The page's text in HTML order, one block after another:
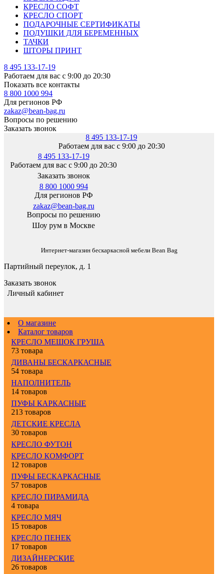
КРЕСЛО СОФТ
КРЕСЛО СПОРТ
ПОДАРОЧНЫЕ СЕРТИФИКАТЫ
ПОДУШКИ ДЛЯ БЕРЕМЕННЫХ
ТАЧКИ
ШТОРЫ ПРИНТ
8 495 133-17-19
Работаем для вас с 9:00 до 20:30
Показать все контакты
8 800 1000 994
Для регионов РФ
zakaz@bean-bag.ru
Вопросы по решению
Заказать звонок
8 495 133-17-19
Работаем для вас с 9:00 до 20:30
8 495 133-17-19
Работаем для вас с 9:00 до 20:30
Заказать звонок
8 800 1000 994
Для регионов РФ
zakaz@bean-bag.ru
Вопросы по решению
Шоу рум в Москве
Интернет-магазин бескаркасной мебели Bean Bag
Партийный переулок, д. 1
Заказать звонок
Личный кабинет
О магазине
Каталог товаров
КРЕСЛО МЕШОК ГРУША
73 товара
ДИВАНЫ БЕСКАРКАСНЫЕ
54 товара
НАПОЛНИТЕЛЬ
14 товаров
ПУФЫ КАРКАСНЫЕ
213 товаров
ДЕТСКИЕ КРЕСЛА
30 товаров
КРЕСЛО ФУТОН
КРЕСЛО КОМФОРТ
12 товаров
ПУФЫ БЕСКАРКАСНЫЕ
57 товаров
КРЕСЛО ПИРАМИДА
4 товара
КРЕСЛО МЯЧ
15 товаров
КРЕСЛО ПЕНЕК
17 товаров
ДИЗАЙНЕРСКИЕ
26 товаров